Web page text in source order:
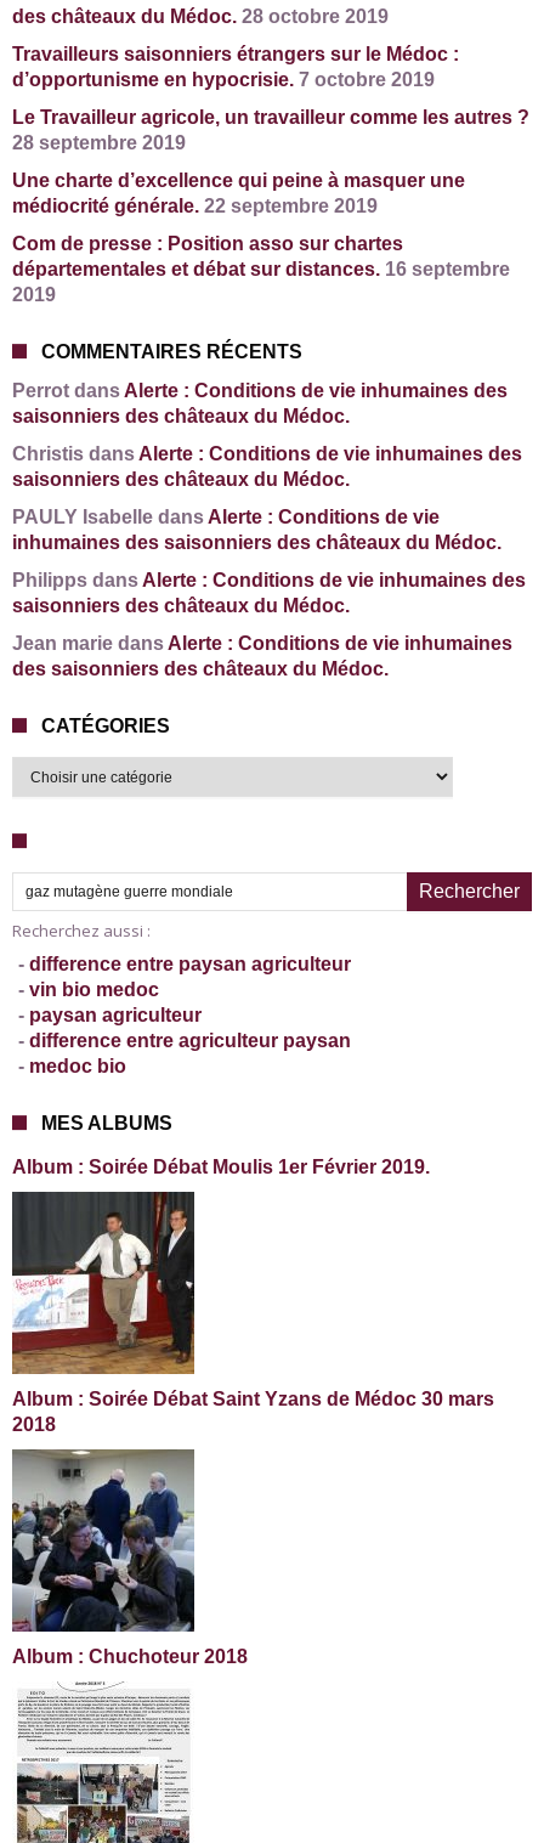
des châteaux du Médoc. 28 octobre 2019
Travailleurs saisonniers étrangers sur le Médoc :
d’opportunisme en hypocrisie. 7 octobre 2019
Le Travailleur agricole, un travailleur comme les autres ?
28 septembre 2019
Une charte d’excellence qui peine à masquer une
médiocrité générale. 22 septembre 2019
Com de presse : Position asso sur chartes
départementales et débat sur distances. 16 septembre
2019
COMMENTAIRES RÉCENTS
Perrot dans Alerte : Conditions de vie inhumaines des
saisonniers des châteaux du Médoc.
Christis dans Alerte : Conditions de vie inhumaines des
saisonniers des châteaux du Médoc.
PAULY Isabelle dans Alerte : Conditions de vie
inhumaines des saisonniers des châteaux du Médoc.
Philipps dans Alerte : Conditions de vie inhumaines des
saisonniers des châteaux du Médoc.
Jean marie dans Alerte : Conditions de vie inhumaines
des saisonniers des châteaux du Médoc.
CATÉGORIES
Recherche pour :
Recherchez aussi :
- difference entre paysan agriculteur
- vin bio medoc
- paysan agriculteur
- difference entre agriculteur paysan
- medoc bio
MES ALBUMS
Album : Soirée Débat Moulis 1er Février 2019.
Album : Soirée Débat Saint Yzans de Médoc 30 mars
2018
Album : Chuchoteur 2018